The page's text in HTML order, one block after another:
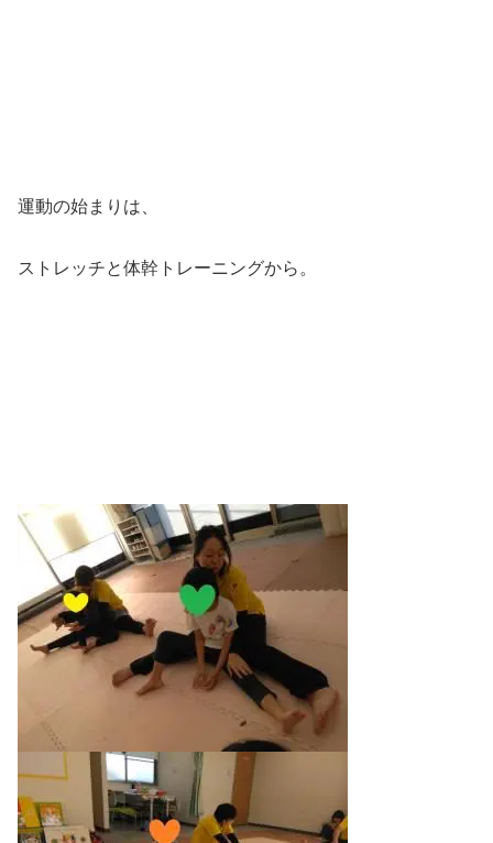
運動の始まりは、
ストレッチと体幹トレーニングから。